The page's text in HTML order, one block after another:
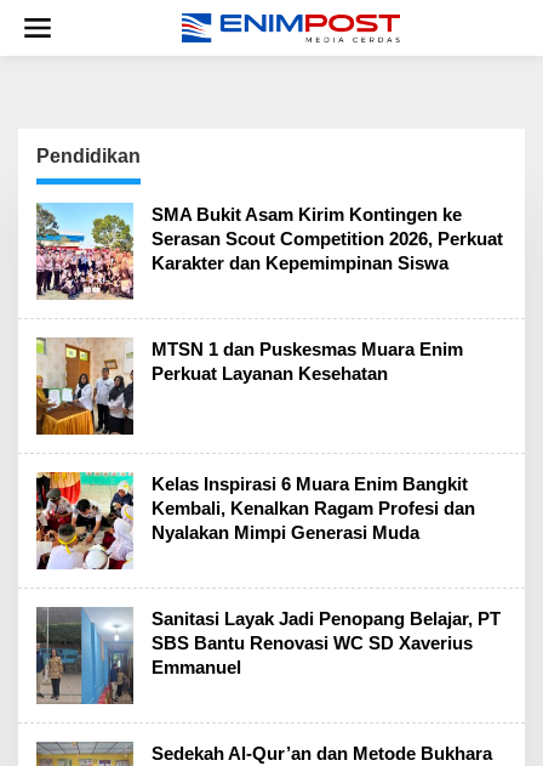
konten
Pendidikan
SMA Bukit Asam Kirim Kontingen ke
Serasan Scout Competition 2026, Perkuat
Karakter dan Kepemimpinan Siswa
MTSN 1 dan Puskesmas Muara Enim
Perkuat Layanan Kesehatan
Kelas Inspirasi 6 Muara Enim Bangkit
Kembali, Kenalkan Ragam Profesi dan
Nyalakan Mimpi Generasi Muda
Sanitasi Layak Jadi Penopang Belajar, PT
SBS Bantu Renovasi WC SD Xaverius
Emmanuel
Sedekah Al-Qur’an dan Metode Bukhara